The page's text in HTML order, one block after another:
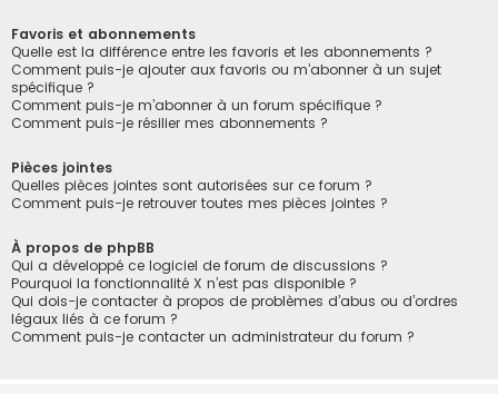
Favoris et abonnements
Quelle est la différence entre les favoris et les abonnements ?
Comment puis-je ajouter aux favoris ou m’abonner à un sujet
spécifique ?
Comment puis-je m’abonner à un forum spécifique ?
Comment puis-je résilier mes abonnements ?
Pièces jointes
Quelles pièces jointes sont autorisées sur ce forum ?
Comment puis-je retrouver toutes mes pièces jointes ?
À propos de phpBB
Qui a développé ce logiciel de forum de discussions ?
Pourquoi la fonctionnalité X n’est pas disponible ?
Qui dois-je contacter à propos de problèmes d’abus ou d’ordres
légaux liés à ce forum ?
Comment puis-je contacter un administrateur du forum ?